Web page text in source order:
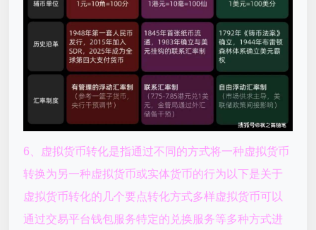
6、虚拟货币转化是指通过不同的方式将一种虚拟货币
转换为另一种虚拟货币或实体货币的行为以下是关于
虚拟货币转化的几个要点转化方式多样虚拟货币可以
通过交易平台钱包服务特定的兑换服务等多种方式进